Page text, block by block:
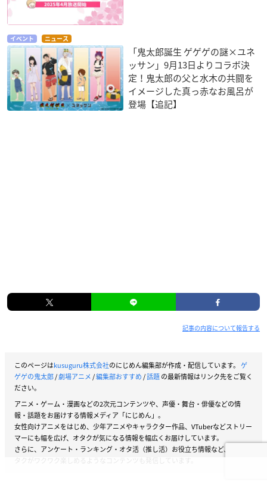
イベント ニュース
「鬼太郎誕生 ゲゲゲの謎×ユネ
ッサン」9月13日よりコラボ決
定！鬼太郎の父と水木の共闘を
イメージした真っ赤なお風呂が
登場【追記】
記事の内容について報告する
このページはkusuguru株式会社のにじめん編集部が作成・配信しています。 ゲ
ゲゲの鬼太郎/劇場アニメ/編集部おすすめ/話題の最新情報はリンク先をご覧く
ださい。
アニメ・ゲーム・漫画などの2次元コンテンツや、声優・舞台・俳優などの情
報・話題をお届けする情報メディア「にじめん」。
女性向けアニメをはじめ、少年アニメやキャラクター作品、VTuberなどストリー
マーにも幅を広げ、オタクが気になる情報を幅広くお届けしています。
さらに、アンケート・ランキング・オタ活（推し活）お役立ち情報など、女性オ
タクがワクワク楽しめるようなコンテンツも発信しています。